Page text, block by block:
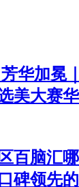
华加冕
美大赛
百脑汇
碑领先